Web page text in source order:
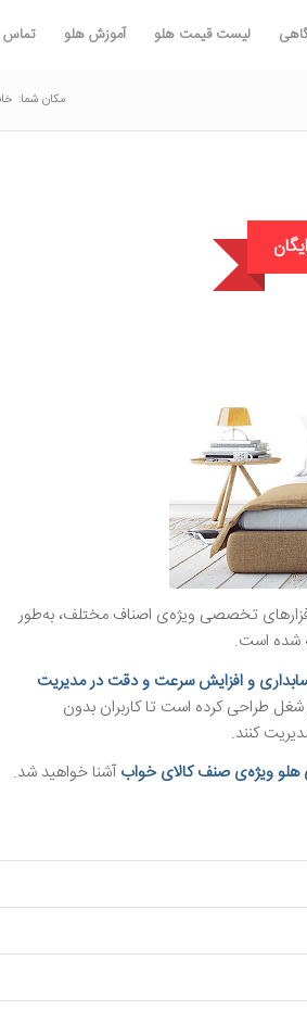
لیست قیمت هلو آموزش هلو تماس
مکان شما:
تخصصی ویژه‌ی اصناف مختلف، به‌طور
شده است.
و افزایش سرعت و دقت در مدیریت
طراحی کرده است تا کاربران بدون
کنند.
هلو ویژه‌ی صنف کالای خوابآشنا خواهید شد.